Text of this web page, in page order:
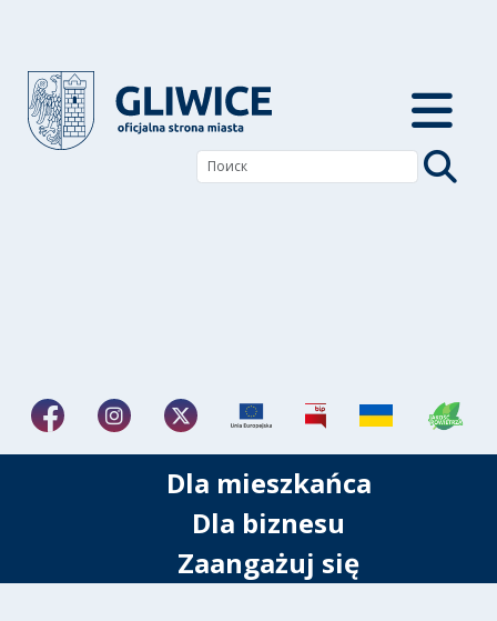
Dla mieszkańca
Dla biznesu
Zaangażuj się